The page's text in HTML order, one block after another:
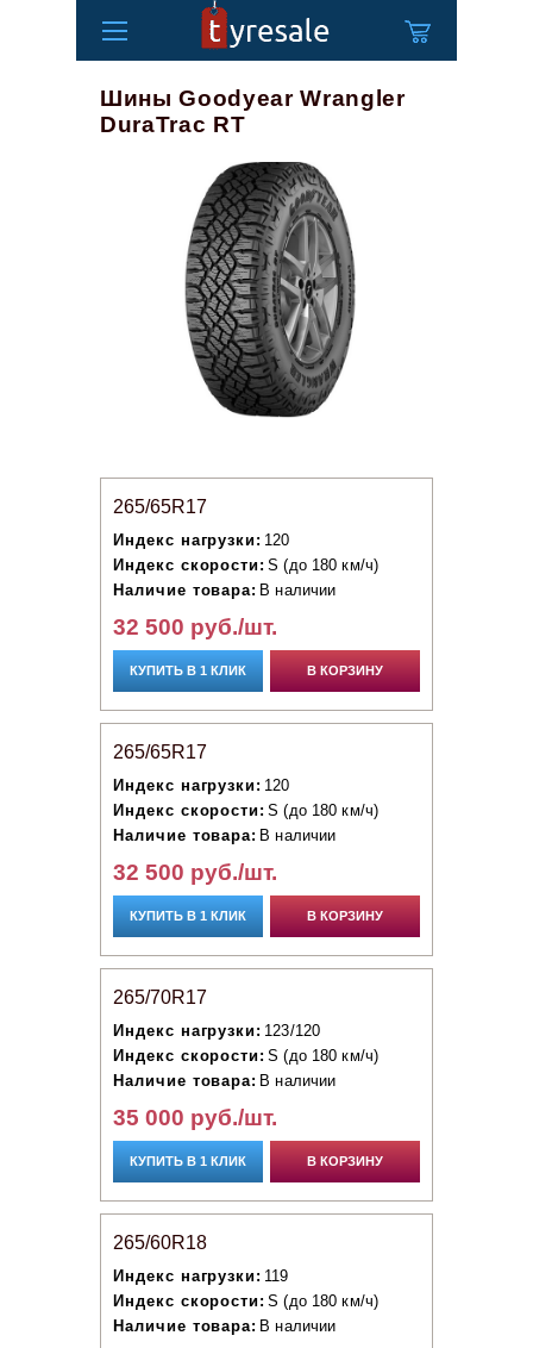
Шины Goodyear Wrangler
DuraTrac RT
265/65R17
Индекс нагрузки: 120
Индекс скорости: S (до 180 км/ч)
Наличие товара: В наличии
32 500 руб./шт.
КУПИТЬ В 1 КЛИК В КОРЗИНУ
265/65R17
Индекс нагрузки: 120
Индекс скорости: S (до 180 км/ч)
Наличие товара: В наличии
32 500 руб./шт.
КУПИТЬ В 1 КЛИК В КОРЗИНУ
265/70R17
Индекс нагрузки: 123/120
Индекс скорости: S (до 180 км/ч)
Наличие товара: В наличии
35 000 руб./шт.
КУПИТЬ В 1 КЛИК В КОРЗИНУ
265/60R18
Индекс нагрузки: 119
Индекс скорости: S (до 180 км/ч)
Наличие товара: В наличии